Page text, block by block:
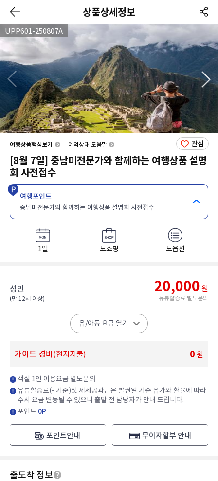
상품상세정보
UPP601-250807A
여행상품핵심보기 예약상태 도움말
[8월 7일] 중남미전문가와 함께하는 여행상품 설명
회 사전접수
여행포인트
중남미전문가와 함께하는 여행상품 설명회 사전접수
1일 노쇼핑 노옵션
관심
성인
(만 12세 이상)​
20,000 원
유류할증료 별도문의
유/아동 요금 열기
가이드 경비 (현지지불) 0 원
객실 1인 이용요금 별도문의
유류할증료(- 기준)및 제세공과금은 발권일 기준 유가와 환율에 따라
수시 요금 변동될 수 있으니 출발 전 담당자가 안내 드립니다.
포인트 0P
포인트안내 무이자할부 안내
출도착 정보